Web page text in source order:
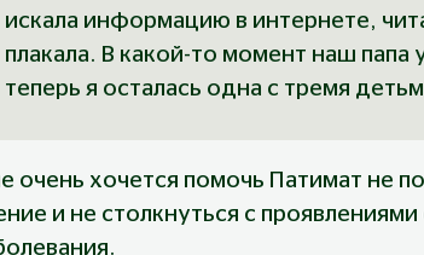
искала информацию в интернете,
плакала. В какой-то момент наш папа
теперь я осталась одна с тремя
очень хочется помочь Патимат не
и не столкнуться с